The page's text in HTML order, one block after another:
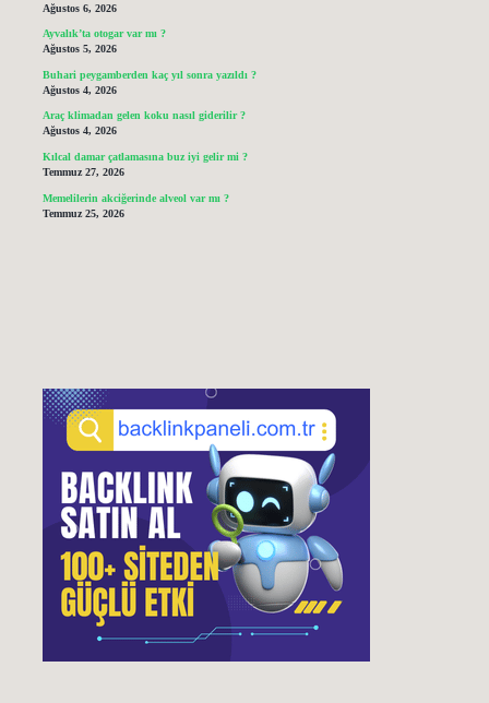
Ağustos 6, 2026
Ayvalık’ta otogar var mı ?
Ağustos 5, 2026
Buhari peygamberden kaç yıl sonra yazıldı ?
Ağustos 4, 2026
Araç klimadan gelen koku nasıl giderilir ?
Ağustos 4, 2026
Kılcal damar çatlamasına buz iyi gelir mi ?
Temmuz 27, 2026
Memelilerin akciğerinde alveol var mı ?
Temmuz 25, 2026